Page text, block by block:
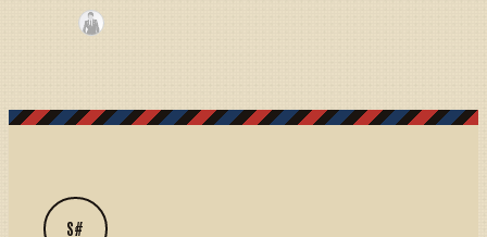
S#